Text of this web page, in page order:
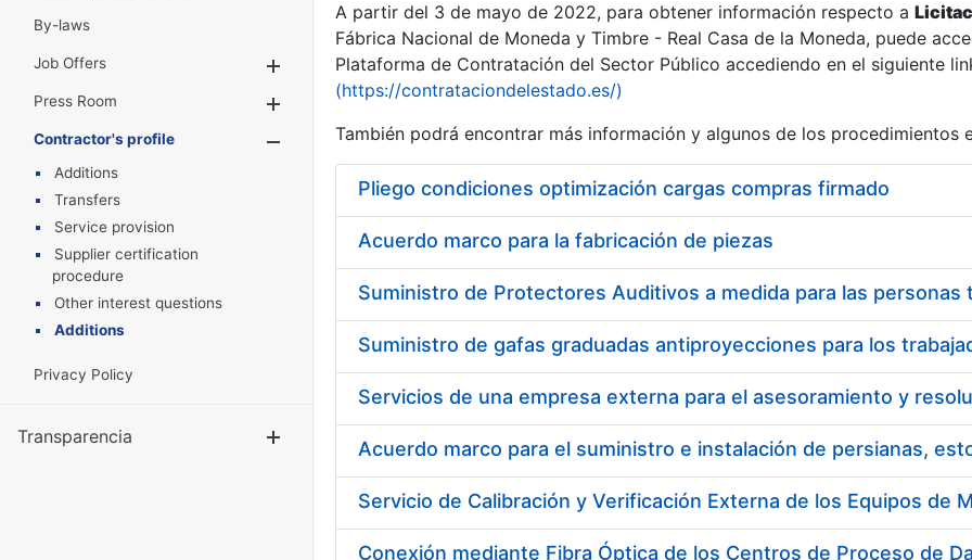
By-laws
Job Offers
Show/Hide
Press Room
Show/Hide
Contractor's profile
Show/Hide
Additions
Transfers
Service provision
Supplier certification
procedure
Other interest questions
Additions
Privacy Policy
Transparencia Show/Hide
A partir del 3 de mayo de 2022, para obtener información respecto a
Fábrica Nacional de Moneda y Timbre - Real Casa de la Moneda, puede
Plataforma de Contratación del Sector Público accediendo en el siguiente
(https://contrataciondelestado.es/)
También podrá encontrar más información y algunos de los procedimientos
Pliego condiciones optimización cargas compras firmado
Acuerdo marco para la fabricación de piezas
Acuerdo marco para el suministro e instalación de persianas,